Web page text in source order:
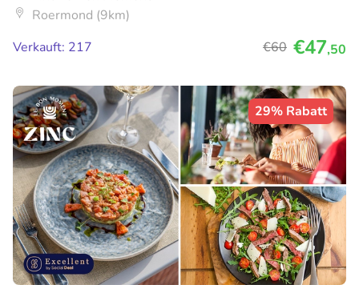
Roermond (9km)
Verkauft: 217
€60 €47,50
29% Rabatt